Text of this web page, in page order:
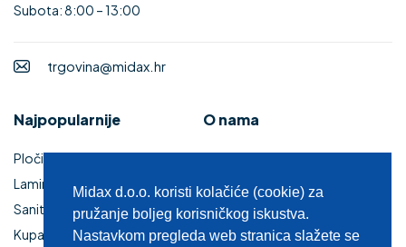
Subota: 8:00 – 13:00
trgovina@midax.hr
Najpopularnije
Pločice
Laminati
Sanitarije
Kupaonski namještaj
O nama
Uvjeti korištenja
Povrat i reklamacije
Izjava o sigurnosti online
plaćanja
Midax d.o.o. koristi kolačiće (cookie) za
pružanje boljeg korisničkog iskustva.
Nastavkom pregleda web stranica slažete se